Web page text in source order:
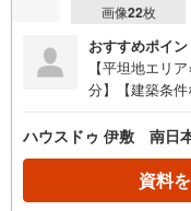
画像22枚
おすすめポイン
【平坦地エリ
分】【建築条
チ押しポイント
銀行、公園、教
広々！平屋、
草牟田小学校
ハウスドゥ 伊敷 南日
資料